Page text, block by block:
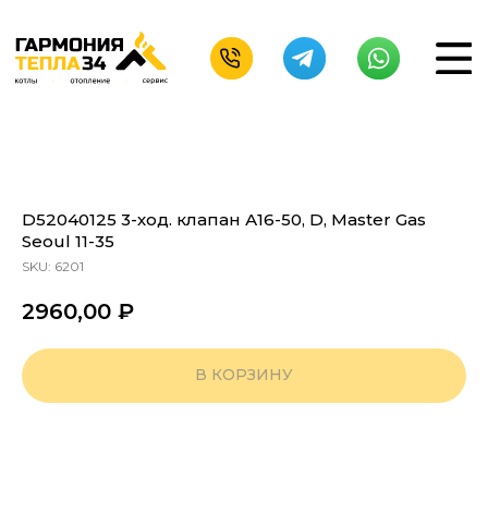
D52040125 3-ход. клапан А16-50, D, Master Gas
Seoul 11-35
SKU: 6201
2960,00 ₽
В КОРЗИНУ